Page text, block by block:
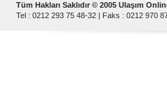
Tüm Hakları Saklıdır © 2005 Ulaşım
Tel : 0212 293 75 48-32 | Faks : 0212 970